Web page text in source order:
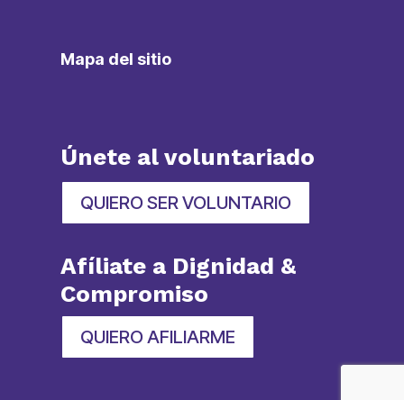
Mapa del sitio
Únete al voluntariado
QUIERO SER VOLUNTARIO
Afíliate a Dignidad &
Compromiso
QUIERO AFILIARME